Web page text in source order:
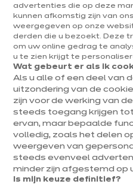
U
bevindt
zich
hier:
Home ixi’families : Natalie’s A++
Brochure
advertenties die op deze
kunnen afkomstig zijn van
weergegeven op onze
derden die u bezoekt. Deze
om uw online gedrag te
u te zien krijgt te
Wat gebeurt er als ik
Als u alle of een deel van
uitzondering van de
zijn voor de werking van
steeds toegang krijgen
ervan, maar bepaalde
volledig, zoals het delen
weergeven van
steeds evenveel
minder zijn afgestemd op
Is mijn keuze definitief?